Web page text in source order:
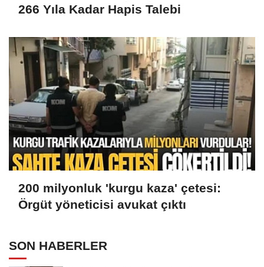
266 Yıla Kadar Hapis Talebi
200 milyonluk 'kurgu kaza' çetesi:
Örgüt yöneticisi avukat çıktı
SON HABERLER